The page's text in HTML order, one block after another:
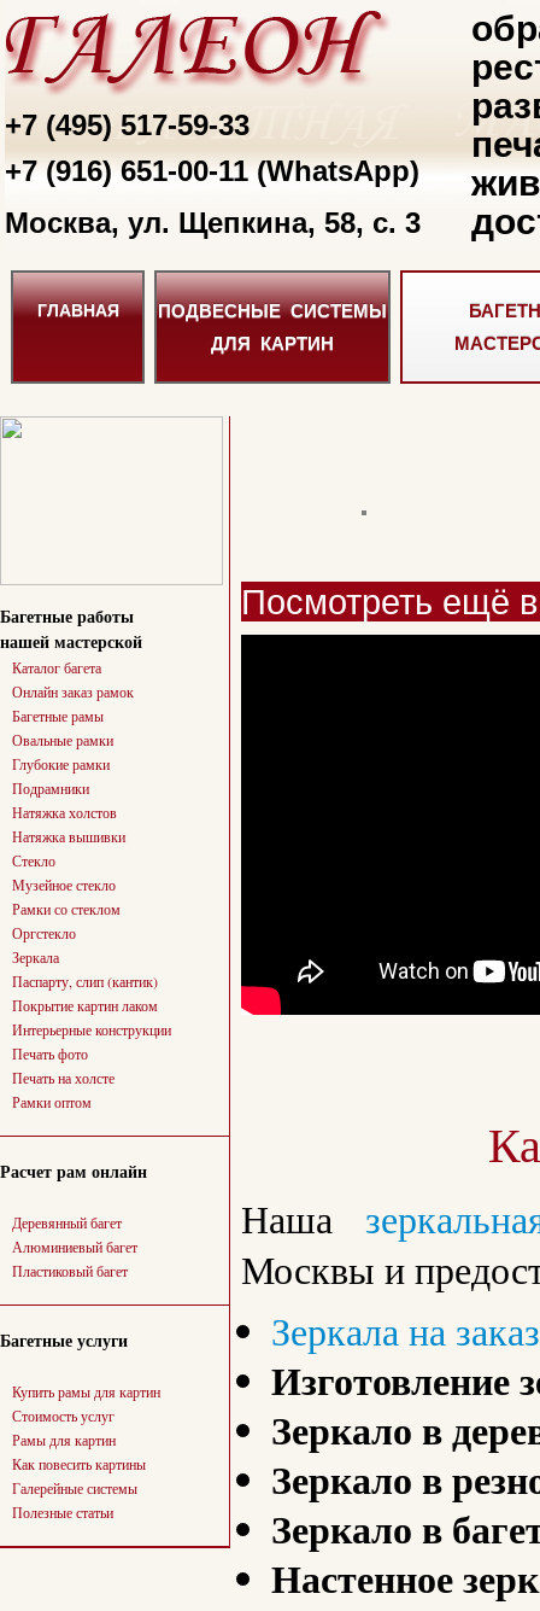
+7 (495) 517-59-33
+7 (916) 651-00-11 (WhatsApp)
Москва, ул. Щепкина, 58, с. 3
ГЛАВНАЯ
ПОДВЕСНЫЕ СИСТЕМЫ
ДЛЯ КАРТИН
Багетные работы
нашей мастерской
Каталог багета
Онлайн заказ рамок
Багетные рамы
Овальные рамки
Глубокие рамки
Подрамники
Натяжка холстов
Натяжка вышивки
Стекло
Музейное стекло
Рамки со стеклом
Оргстекло
Зеркала
Паспарту, слип (кантик)
Покрытие картин лаком
Интерьерные конструкции
Печать фото
Печать на холсте
Рамки оптом
Расчет рам онлайн
Деревянный багет
Алюминиевый багет
Пластиковый багет
Багетные услуги
Купить рамы для картин
Стоимость услуг
Рамы для картин
Как повесить картины
Галерейные системы
Полезные статьи
Посмотреть ещё
Наша
Москвы и
Зеркала на
Изготовление
Зеркало в
Зеркало в
Зеркало в
Настенное